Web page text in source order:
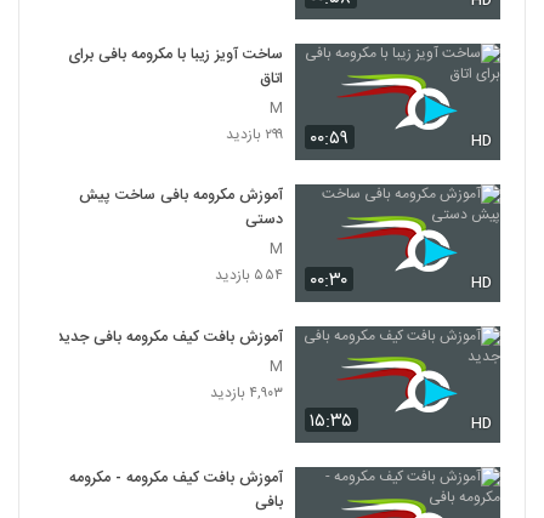
۰۰:۵۹ HD
ساخت آویز زیبا با مکرومه بافی برای
اتاق
M
۲۹۹ بازدید
۰۰:۳۰ HD
آموزش مکرومه بافی ساخت پیش
دستی
M
۵۵۴ بازدید
۱۵:۳۵ HD
آموزش بافت کیف مکرومه بافی جدید
M
۴,۹۰۳ بازدید
آموزش بافت کیف مکرومه - مکرومه
بافی